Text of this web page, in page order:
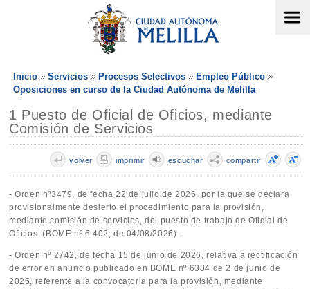
Inicio Servicios Procesos Selectivos
Empleo Público
Oposiciones en curso de la Ciudad Autónoma de Melilla
1 Puesto de Oficial de Oficios, mediante
Comisión de Servicios
compartir
escuchar
imprimir
volver
- Orden nº3479, de fecha 22 de julio de 2026, por la que se declara
provisionalmente desierto el procedimiento para la provisión,
mediante comisión de servicios, del puesto de trabajo de Oficial de
Oficios. (BOME nº 6.402, de 04/08/2026).
- Orden nº 2742, de fecha 15 de junio de 2026, relativa a rectificación
de error en anuncio publicado en BOME nº 6384 de 2 de junio de
2026, referente a la convocatoria para la provisión, mediante